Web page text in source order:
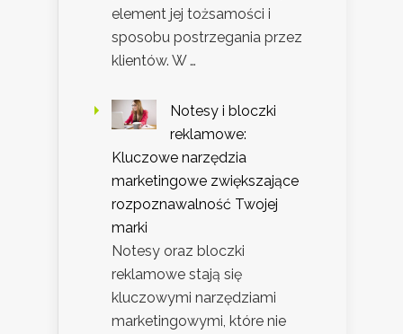
element jej tożsamości i
sposobu postrzegania przez
klientów. W …
Notesy i bloczki
reklamowe:
Kluczowe narzędzia
marketingowe zwiększające
rozpoznawalność Twojej
marki
Notesy oraz bloczki
reklamowe stają się
kluczowymi narzędziami
marketingowymi, które nie